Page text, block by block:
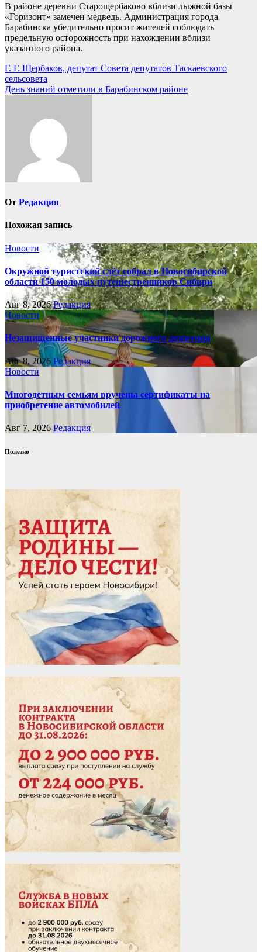
В районе деревни Старощербаково вблизи лыжной базы
«Горизонт» замечен медведь. Администрация города
Барабинска убедительно просит жителей соблюдать
предельную осторожность при нахождении вблизи
указанного района.
Навигация
по
Г. Г. Щербаков, депутат Совета депутатов Таскаевского
сельсовета
День знаний отметили в Барабинском районе
От Редакция
Похожая запись
Новости
Окружной туристский слёт собрал в Новосибирской
области 150 молодых путешественников Сибири
Авг 8, 2026Редакция
Новости
Незащищенные участники дорожного движения
Авг 8, 2026 Редакция
Новости
Многодетным семьям вручены сертификаты на
приобретение автомобилей
Авг 7, 2026 Редакция
Полезно